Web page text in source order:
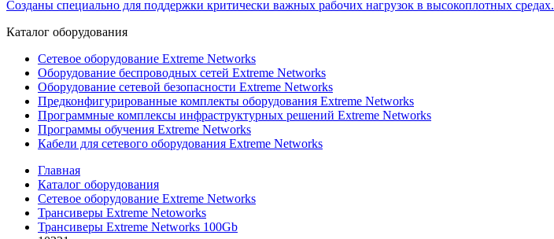
Созданы специально для поддержки критически важных рабочих нагрузок в высокоплотных средах.
Каталог оборудования
Сетевое оборудование Extreme Networks
Оборудование беспроводных сетей Extreme Networks
Оборудование сетевой безопасности Extreme Networks
Предконфигурированные комплекты оборудования Extreme Networks
Программные комплексы инфраструктурных решений Extreme Networks
Программы обучения Extreme Networks
Кабели для сетевого оборудования Extreme Networks
Главная
Каталог оборудования
Сетевое оборудование Extreme Networks
Трансиверы Extreme Netoworks
Трансиверы Extreme Networks 100Gb